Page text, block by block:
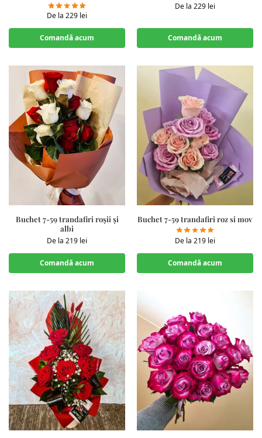
De la 229 lei
Comandă acum
De la 229 lei
Comandă acum
Buchet 7-59 trandafiri roșii și
albi
De la 219 lei
Comandă acum
Buchet 7-59 trandafiri roz si mov
De la 219 lei
Comandă acum